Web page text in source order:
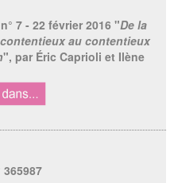
7 - 22 février 2016 "De la
au contentieux
", par Éric Caprioli et Ilène
365987